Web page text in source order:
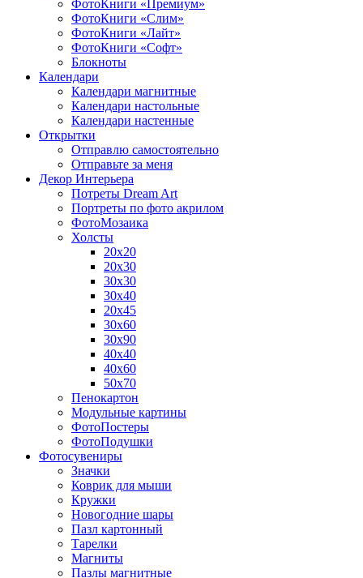
ФотоКниги «Премиум»
ФотоКниги «Слим»
ФотоКниги «Лайт»
ФотоКниги «Софт»
Блокноты
Календари
Календари магнитные
Календари настольные
Календари настенные
Открытки
Отправлю самостоятельно
Отправьте за меня
Декор Интерьера
Потреты Dream Art
Портреты по фото акрилом
ФотоМозаика
Холсты
20х20
20х30
30х30
30х40
20х45
30х60
30х90
40х40
40х60
50х70
Пенокартон
Модульные картины
ФотоПостеры
ФотоПодушки
Фотоcувениры
Значки
Коврик для мыши
Кружки
Новогодние шары
Пазл картонный
Тарелки
Магниты
Пазлы магнитные